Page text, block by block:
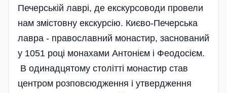
Печерській лаврі, де екскурсоводи провели
нам змістовну екскурсію. Києво-Печерська
лавра - православний монастир, заснований
у 1051 році монахами Антонієм і Феодосієм.
В одинадцятому столітті монастир став
центром розповсюдження і утвердження